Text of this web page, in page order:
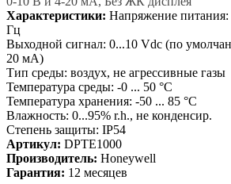
Характеристики: Напряжение
Гц
Выходной сигнал: 0...10 Vdc (по
20 мA)
Тип среды: воздух, не агрессивные газы
Температура среды: -0 ... 50 °C
Температура хранения: -50 ... 85 °C
Влажность: 0...95% r.h., не конденсир.
Степень защиты: IP54
Артикул: DPTE1000
Производитель: Honeywell
Гарантия: 12 месяцев